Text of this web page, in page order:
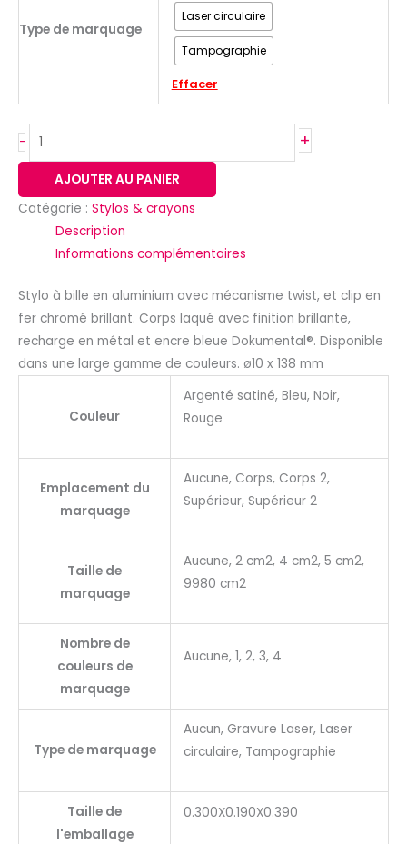
Type de marquage
Laser circulaire
Tampographie
Effacer
- +
AJOUTER AU PANIER
Catégorie : Stylos & crayons
Description
Informations complémentaires
Stylo à bille en aluminium avec mécanisme twist, et clip en
fer chromé brillant. Corps laqué avec finition brillante,
recharge en métal et encre bleue Dokumental®. Disponible
dans une large gamme de couleurs. ø10 x 138 mm
Couleur
Argenté satiné, Bleu, Noir,
Rouge
Emplacement du
marquage
Aucune, Corps, Corps 2,
Supérieur, Supérieur 2
Taille de
marquage
Aucune, 2 cm2, 4 cm2, 5 cm2,
9980 cm2
Nombre de
couleurs de
marquage
Aucune, 1, 2, 3, 4
Type de marquage
Aucun, Gravure Laser, Laser
circulaire, Tampographie
Taille de
l'emballage
0.300X0.190X0.390